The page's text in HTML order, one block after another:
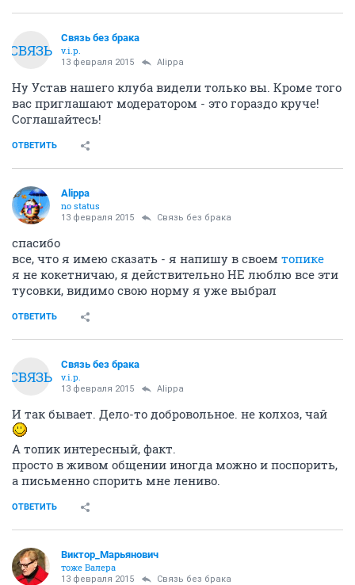
СВЯЗЬ
Связь без брака
v.i.p.
13 февраля 2015 Alippa
Ну Устав нашего клуба видели только вы. Кроме того
вас приглашают модератором - это гораздо круче!
Соглашайтесь!
ОТВЕТИТЬ
Alippa
no status
13 февраля 2015 Связь без брака
спасибо
все, что я имею сказать - я напишу в своем топике
я не кокетничаю, я действительно НЕ люблю все эти
тусовки, видимо свою норму я уже выбрал
ОТВЕТИТЬ
СВЯЗЬ
Связь без брака
v.i.p.
13 февраля 2015 Alippa
И так бывает. Дело-то добровольное. не колхоз, чай
А топик интересный, факт.
просто в живом общении иногда можно и поспорить,
а письменно спорить мне лениво.
ОТВЕТИТЬ
Виктор_Марьянович
тоже Валера
13 февраля 2015 Связь без брака